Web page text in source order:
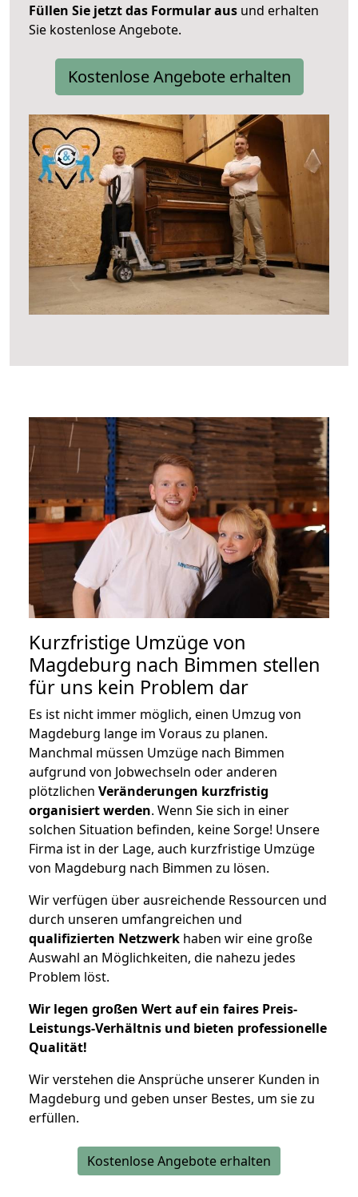
Füllen Sie jetzt das Formular aus und erhalten
Sie kostenlose Angebote.
Kostenlose Angebote erhalten
Kurzfristige Umzüge von
Magdeburg nach Bimmen stellen
für uns kein Problem dar
Es ist nicht immer möglich, einen Umzug von
Magdeburg lange im Voraus zu planen.
Manchmal müssen Umzüge nach Bimmen
aufgrund von Jobwechseln oder anderen
plötzlichen Veränderungen kurzfristig
organisiert werden. Wenn Sie sich in einer
solchen Situation befinden, keine Sorge! Unsere
Firma ist in der Lage, auch kurzfristige Umzüge
von Magdeburg nach Bimmen zu lösen.
Wir verfügen über ausreichende Ressourcen und
durch unseren umfangreichen und
qualifizierten Netzwerk haben wir eine große
Auswahl an Möglichkeiten, die nahezu jedes
Problem löst.
Wir legen großen Wert auf ein faires Preis-
Leistungs-Verhältnis und bieten professionelle
Qualität!
Wir verstehen die Ansprüche unserer Kunden in
Magdeburg und geben unser Bestes, um sie zu
erfüllen.
Kostenlose Angebote erhalten